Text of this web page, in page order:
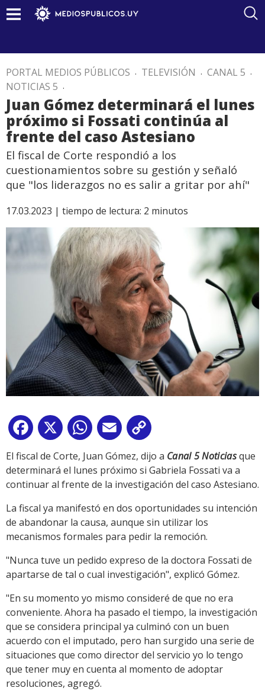
PORTAL MEDIOS PÚBLICOS . TELEVISIÓN . CANAL 5 .
NOTICIAS 5 .
Juan Gómez determinará el lunes
próximo si Fossati continúa al
frente del caso Astesiano
El fiscal de Corte respondió a los
cuestionamientos sobre su gestión y señaló
que "los liderazgos no es salir a gritar por ahí"
17.03.2023 | tiempo de lectura: 2 minutos
Facebook
X WhatsApp
Email
Link
El fiscal de Corte, Juan Gómez, dijo a Canal 5 Noticiasque
determinará el lunes próximo si Gabriela Fossati va a
continuar al frente de la investigación del caso Astesiano.
La fiscal ya manifestó en dos oportunidades su intención
de abandonar la causa, aunque sin utilizar los
mecanismos formales para pedir la remoción.
"Nunca tuve un pedido expreso de la doctora Fossati de
apartarse de tal o cual investigación", explicó Gómez.
"En su momento yo mismo consideré de que no era
conveniente. Ahora ha pasado el tiempo, la investigación
que se considera principal ya culminó con un buen
acuerdo con el imputado, pero han surgido una serie de
situaciones que como director del servicio yo lo tengo
que tener muy en cuenta al momento de adoptar
resoluciones, agregó.